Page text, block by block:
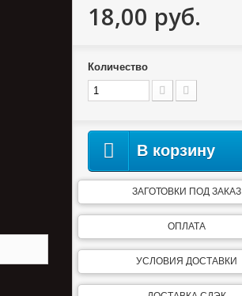
18,00 руб.
Количество
В корзину
ЗАГОТОВКИ ПОД ЗАКАЗ
ОПЛАТА
УСЛОВИЯ ДОСТАВКИ